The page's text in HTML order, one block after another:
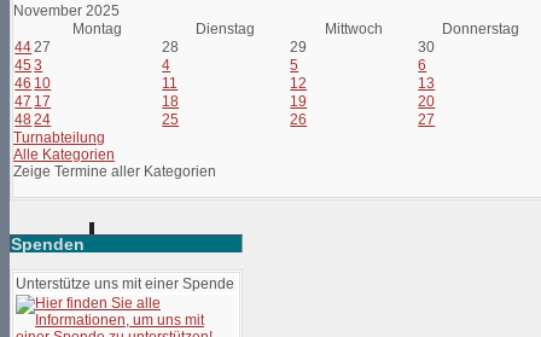
November 2025
Montag
Dienstag Mittwoch
Donnerstag
4427 28 29
30
45 3 4 5
6
46 10 11 12
13
47 17 18 19
20
4824 25 26
27
Turnabteilung
Alle Kategorien
Zeige Termine aller Kategorien
Spenden
Unterstütze uns mit einer Spende